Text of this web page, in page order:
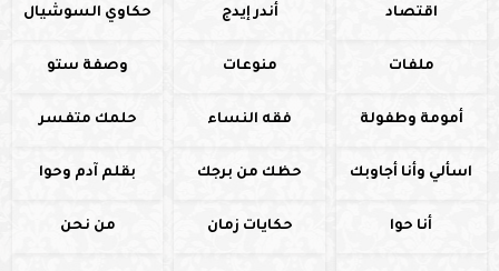
اقتصاد أندر إيدج حكاوي السوشيال
ملفات منوعات وصفة ستو
أمومة وطفولة فقه النساء حلمك متفسر
اسألي وأنا أجاوبك حظك من برجك بقلم آدم وحوا
أنا حوا حكايات زمان من نحن